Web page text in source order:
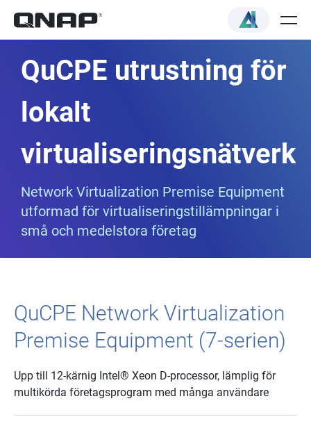
QuCPE utrustning för
lokalt
virtualiseringsnätverk
Network Virtualization Premise Equipment
utformad för virtualiseringstillämpningar i
små och medelstora företag
QuCPE Network Virtualization
Premise Equipment (7-serien)
Upp till 12-kärnig Intel® Xeon D-processor, lämplig för
multikörda företagsprogram med många användare